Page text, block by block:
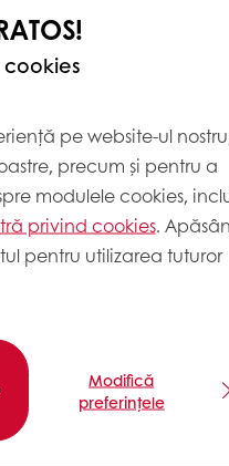
:Acti-Fresh Po 14 Sac
:kg 1 kg
de mai multe
ne
cookies
pe website-ul
precum și pentru a
modulele cookies,
privind cookies.
pentru utilizarea tuturor
Modifică
preferințele